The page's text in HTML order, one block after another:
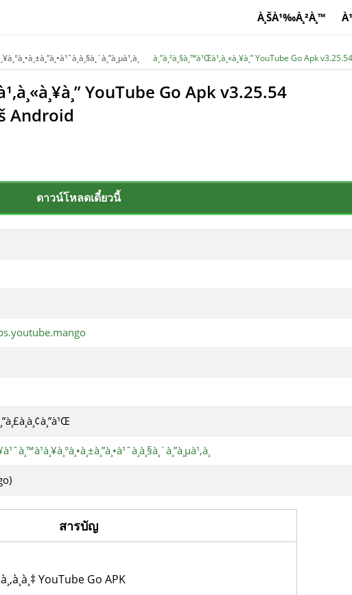
À¸ŠÀ¹‰À¸²À¸™
à¸”à¸²à¸§à¸™à¹Œà¹‚à¸«à¸¥à¸” YouTube Go Apk
YouTube Go Apk v3.25.54
Android
ดาวน์โหลดเดี๋ยวนี้
สารบัญ
YouTube Go APK